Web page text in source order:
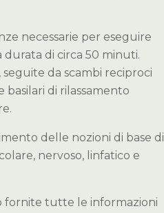
necessarie per eseguire
di circa 50 minuti.
da scambi reciproci
di rilassamento
delle nozioni di base di
nervoso, linfatico e
fornite tutte le informazioni